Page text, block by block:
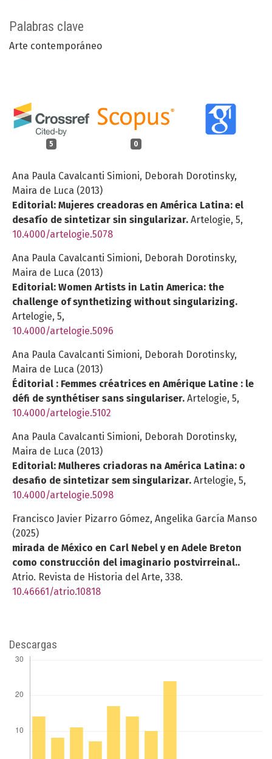
Palabras clave
Arte contemporáneo
5 0
Ana Paula Cavalcanti Simioni, Deborah Dorotinsky,
Maira de Luca (2013)
Editorial: Mujeres creadoras en América Latina: el
desafío de sintetizar sin singularizar. Artelogie, 5,
10.4000/artelogie.5078
Ana Paula Cavalcanti Simioni, Deborah Dorotinsky,
Maira de Luca (2013)
Editorial: Women Artists in Latin America: the
challenge of synthetizing without singularizing.
Artelogie, 5,
10.4000/artelogie.5096
Ana Paula Cavalcanti Simioni, Deborah Dorotinsky,
Maira de Luca (2013)
Éditorial : Femmes créatrices en Amérique Latine : le
défi de synthétiser sans singulariser. Artelogie, 5,
10.4000/artelogie.5102
Ana Paula Cavalcanti Simioni, Deborah Dorotinsky,
Maira de Luca (2013)
Editorial: Mulheres criadoras na América Latina: o
desafio de sintetizar sem singularizar. Artelogie, 5,
10.4000/artelogie.5098
Francisco Javier Pizarro Gómez, Angelika García Manso
(2025)
mirada de México en Carl Nebel y en Adele Breton
como construcción del imaginario postvirreinal..
Atrio. Revista de Historia del Arte, 338.
10.46661/atrio.10818
Descargas